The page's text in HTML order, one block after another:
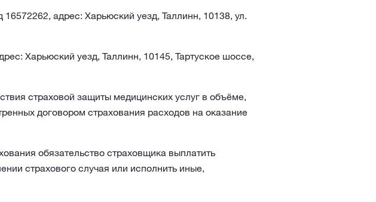
адрес: Харьюский уезд, Таллинн, 10138, ул.
Харьюский уезд, Таллинн, 10145, Тартуское шоссе,
страховой защиты медицинских услуг в объёме,
договором страхования расходов на оказание
обязательство страховщика выплатить
страхового случая или исполнить иные,